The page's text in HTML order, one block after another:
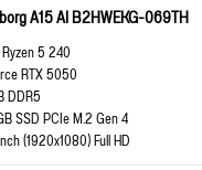
A15 AI B2HWEKG-069TH
5 240
RTX 5050
DDR5
SSD PCIe M.2 Gen 4
(1920x1080) Full HD